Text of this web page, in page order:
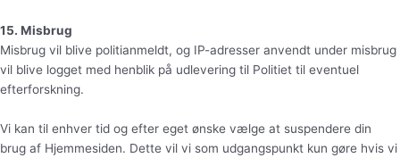
15. Misbrug
Misbrug vil blive politianmeldt, og IP-adresser anvendt under misbrug
vil blive logget med henblik på udlevering til Politiet til eventuel
efterforskning.
Vi kan til enhver tid og efter eget ønske vælge at suspendere din
brug af Hjemmesiden. Dette vil vi som udgangspunkt kun gøre hvis vi